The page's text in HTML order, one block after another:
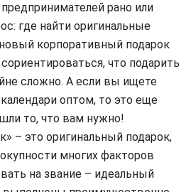
рано или
где найти оригинальные
корпоративный подарок
что подарить
сложно. А если вы ищете
оптом, то это еще
то, что вам нужно!
– это оригинальный подарок,
многих факторов
на звание – идеальный